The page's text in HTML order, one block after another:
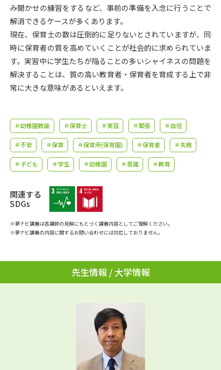
先輩が入学を決めた理由 テレメール全国一斉進学調査
新生活お役立ちガイド
学問発見
大学で学びたい学問発見
学問のミニ講義「夢ナビ講義」 学問分野解説
ユーザーサポート
Ｑ＆Ａ よくあるご質問 大学進学IDについて
受付内容・発送状況の確認
テレメール
テレメール進学カタログ
訂正のご案内
み聞かせの練習をするなど、事前の準備を入念に行うことで
解消できるケースが多くあります。
現在、保育士の数は圧倒的に足りないとされていますが、同
時に保育者の質を高めていくことが社会的に求められていま
す。実習中に学生たちが陥ることの多いシャイネスの問題を
解決することは、質の高い教育者・保育者を育成する上で非
常に大きな意味があるといえます。
＃幼稚園教諭 ＃保育士 ＃実習 ＃緊張 ＃自信
＃不安 ＃保育 ＃保育所(保育園) ＃保育者 ＃失敗
＃子ども ＃学生 ＃幼稚園 ＃意識 ＃教育
関連する
SDGs
※夢ナビ講義は各講師の見解にもとづく講義内容としてご理解ください。
※夢ナビ講義の内容に関するお問い合わせには対応しておりません。
先生情報 / 大学情報